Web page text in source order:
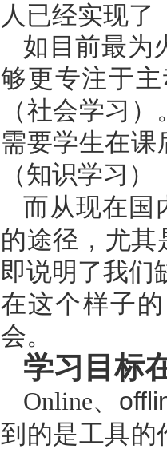
人已经实现了
如目前最为
够更专注于
（社会学习
需要学生在课
（知识学习）
而从现在国
的途径，尤其
即说明了我们
在这个样子
会。
学习目标
Online、
到的是工具的